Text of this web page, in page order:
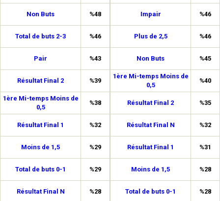
Non Buts %48
Total de buts 2-3 %46
Pair %43
Résultat Final 2 %39
1ère Mi-temps Moins de
0,5
%38
Résultat Final 1 %32
Moins de 1,5 %29
Total de buts 0-1 %29
Résultat Final N %28
Impair %46
Plus de 2,5 %46
Non Buts %45
1ère Mi-temps Moins de
0,5
%40
Résultat Final 2 %35
Résultat Final N %32
Résultat Final 1 %31
Moins de 1,5 %28
Total de buts 0-1 %28